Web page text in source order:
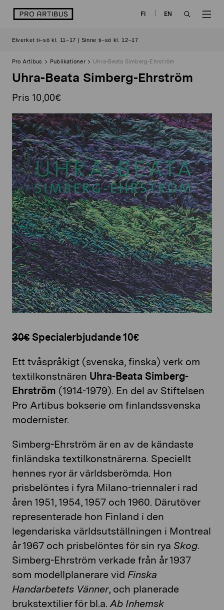
logo FI
EN
Elverket ti–sö kl. 11–17 | Sinne ti–sö kl. 12–17
Pro Artibus Publikationer Uhra-Beata Simberg-Ehrström
Uhra-Beata Simberg-Ehrström
Pris 10,00€
30€ Specialerbjudande 10€
Ett tvåspråkigt (svenska, finska) verk om
textilkonstnären Uhra-Beata Simberg-
Ehrström (1914-1979). En del av Stiftelsen
Pro Artibus bokserie om finlandssvenska
modernister.
Simberg-Ehrström är en av de kändaste
finländska textilkonstnärerna. Speciellt
hennes ryor är världsberömda. Hon
prisbelöntes i fyra Milano-triennaler i rad
åren 1951, 1954, 1957 och 1960. Därutöver
representerade hon Finland i den
legendariska världsutställningen i Montreal
år 1967 och prisbelöntes för sin rya Skog.
Simberg-Ehrström verkade från år 1937
som modellplanerare vid Finska
Handarbetets Vänner, och planerade
brukstextilier för bl.a.Ab Inhemsk